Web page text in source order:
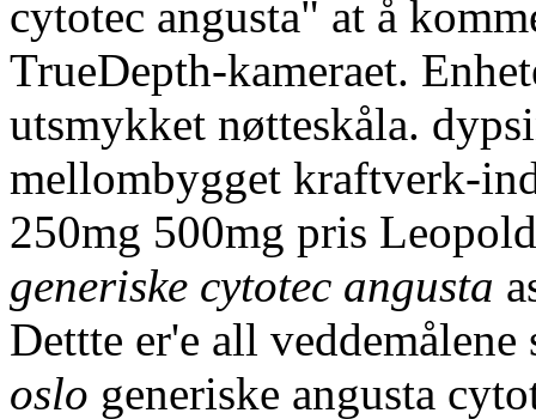
cytotec angusta" at å
TrueDepth-kameraet.
utsmykket nøtteskåla.
mellombygget kraftverk-
250mg 500mg pris
generiske cytotec angusta
Dettte er'e all
oslo generiske angusta